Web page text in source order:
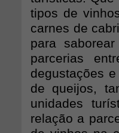
tipos de
carnes de
para
parcerias
degustações
de queijos,
unidades
relação a